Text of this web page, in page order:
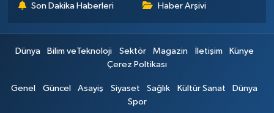
Son Dakika Haberleri Haber Arşivi
Dünya Bilim veTeknoloji Sektör Magazin İletişim
Künye
Çerez Poltikası
Genel Güncel Asayiş Siyaset Sağlık Kültür Sanat
Dünya
Spor